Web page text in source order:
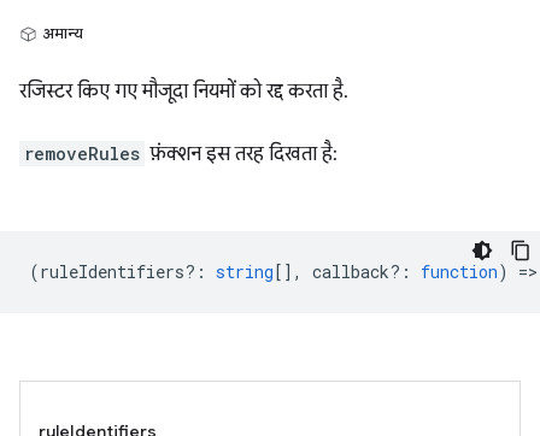
अमान्य
रजिस्टर किए गए मौजूदा नियमों को रद्द करता है.
removeRules फ़ंक्शन इस तरह दिखता है:
(ruleIdentifiers? : string[], callback? : function)
ruleIdentifiers